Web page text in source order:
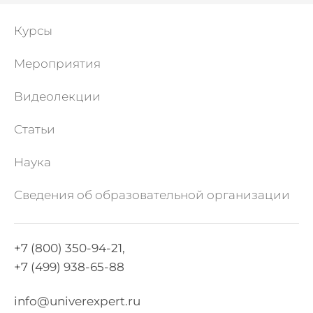
Курсы
Мероприятия
Видеолекции
Статьи
Наука
Сведения об образовательной организации
+7 (800) 350-94-21,
+7 (499) 938-65-88
info@univerexpert.ru